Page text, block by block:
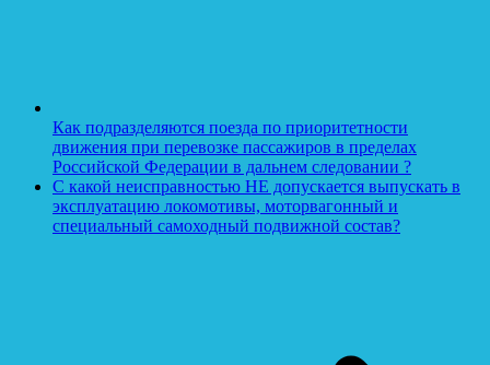
Как подразделяются поезда по приоритетности
движения при перевозке пассажиров в пределах
Российской Федерации в дальнем следовании ?
С какой неисправностью НЕ допускается выпускать в
эксплуатацию локомотивы, моторвагонный и
специальный самоходный подвижной состав?